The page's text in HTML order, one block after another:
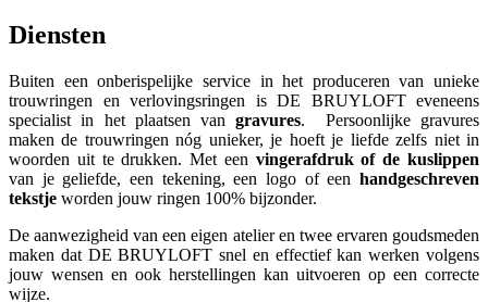
Diensten
Buiten een onberispelijke service in het produceren van unieke
trouwringen en verlovingsringen is DE BRUYLOFT eveneens
specialist in het plaatsen vangravures. Persoonlijke gravures
maken de trouwringen nóg unieker, je hoeft je liefde zelfs niet in
woorden uit te drukken. Met een vingerafdruk of de kuslippen
van je geliefde, een tekening, een logo of een handgeschreven
tekstje worden jouw ringen 100% bijzonder.
De aanwezigheid van een eigen atelier en twee ervaren goudsmeden
maken dat DE BRUYLOFT snel en effectief kan werken volgens
jouw wensen en ook herstellingen kan uitvoeren op een correcte
wijze.